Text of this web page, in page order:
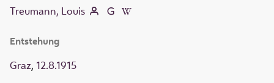
Treumann, Louis
Entstehung
Graz, 12.8.1915